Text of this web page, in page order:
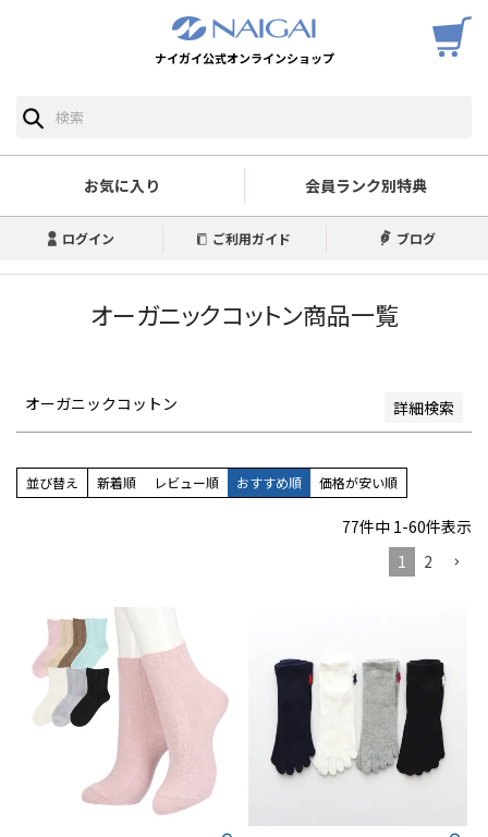
ナイガイ公式オンラインショップ
お気に入り 会員ランク別特典
ログイン ご利用ガイド ブログ
オーガニックコットン商品一覧
オーガニックコットン 詳細検索
並び順
新着順
価格が高い順
優先度順
キーワードヒット順
並び替え 新着順 レビュー順 おすすめ順 価格が安い順
77件中 1-60件表示
1
2